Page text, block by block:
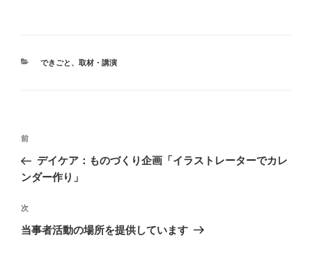
カ
できごと 、 取材・講演
投
ナ
ゲ
ー
前
の
投
前
デイケア：ものづくり企画「イラストレーターでカレ
ンダー作り」
次
の
次
当事者活動の場所を提供しています